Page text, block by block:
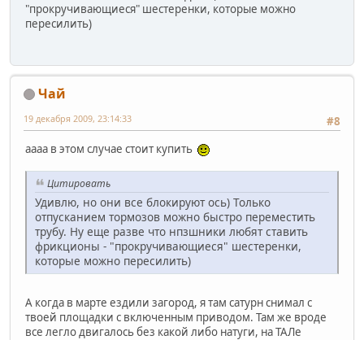
"прокручивающиеся" шестеренки, которые можно
пересилить)
Чай
#8
19 декабря 2009, 23:14:33
аааа в этом случае стоит купить
Цитировать
Удивлю, но они все блокируют ось) Только
отпусканием тормозов можно быстро переместить
трубу. Ну еще разве что нпзшники любят ставить
фрикционы - "прокручивающиеся" шестеренки,
которые можно пересилить)
А когда в марте ездили загород, я там сатурн снимал с
твоей площадки с включенным приводом. Там же вроде
все легло двигалось без какой либо натуги, на ТАЛе